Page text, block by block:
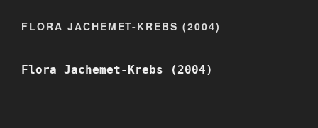
FLORA JACHEMET-KREBS (2004)
Flora Jachemet-Krebs (2004)